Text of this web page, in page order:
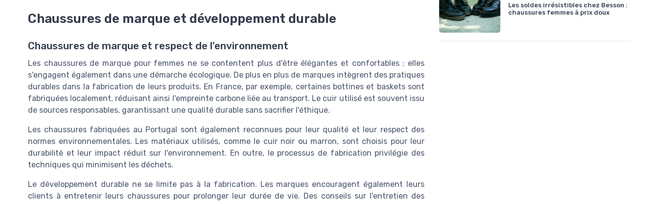
Chaussures de marque et développement durable
Chaussures de marque et respect de l'environnement
Les chaussures de marque pour femmes ne se contentent plus d'être élégantes et confortables ; elles
s'engagent également dans une démarche écologique. De plus en plus de marques intègrent des pratiques
durables dans la fabrication de leurs produits. En France, par exemple, certaines bottines et baskets sont
fabriquées localement, réduisant ainsi l'empreinte carbone liée au transport. Le cuir utilisé est souvent issu
de sources responsables, garantissant une qualité durable sans sacrifier l'éthique.
Les chaussures fabriquées au Portugal sont également reconnues pour leur qualité et leur respect des
normes environnementales. Les matériaux utilisés, comme le cuir noir ou marron, sont choisis pour leur
durabilité et leur impact réduit sur l'environnement. En outre, le processus de fabrication privilégie des
techniques qui minimisent les déchets.
Le développement durable ne se limite pas à la fabrication. Les marques encouragent également leurs
clients à entretenir leurs chaussures pour prolonger leur durée de vie. Des conseils sur l'entretien des
Les soldes irrésistibles chez Besson :
chaussures femmes à prix doux